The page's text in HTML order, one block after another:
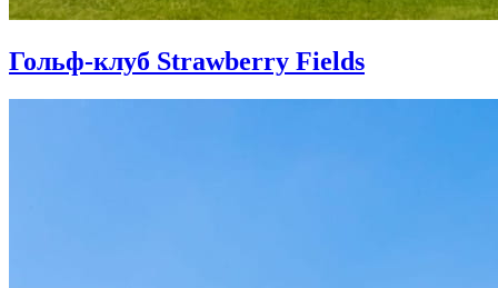
Гольф-клуб Strawberry Fields